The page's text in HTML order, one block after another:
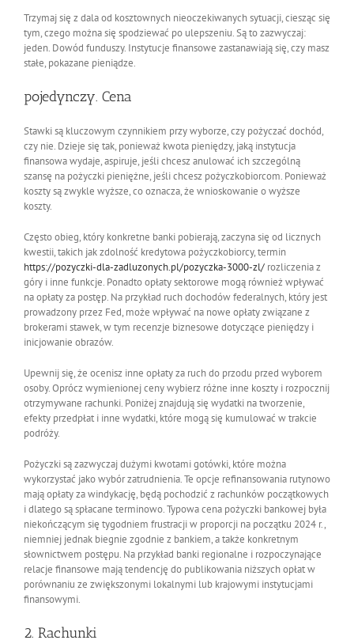
Trzymaj się z dala od kosztownych nieoczekiwanych sytuacji, ciesząc się
tym, czego można się spodziewać po ulepszeniu. Są to zazwyczaj:
jeden. Dowód funduszy. Instytucje finansowe zastanawiają się, czy masz
stałe, pokazane pieniądze.
pojedynczy. Cena
Stawki są kluczowym czynnikiem przy wyborze, czy pożyczać dochód,
czy nie. Dzieje się tak, ponieważ kwota pieniędzy, jaką instytucja
finansowa wydaje, aspiruje, jeśli chcesz anulować ich szczególną
szansę na pożyczki pieniężne, jeśli chcesz pożyczkobiorcom. Ponieważ
koszty są zwykle wyższe, co oznacza, że ​​​​wnioskowanie o wyższe
koszty.
Często obieg, który konkretne banki pobierają, zaczyna się od licznych
kwestii, takich jak zdolność kredytowa pożyczkobiorcy, termin
https://pozyczki-dla-zadluzonych.pl/pozyczka-3000-zl/ rozliczenia z
góry i inne funkcje. Ponadto opłaty sektorowe mogą również wpływać
na opłaty za postęp. Na przykład ruch dochodów federalnych, który jest
prowadzony przez Fed, może wpływać na nowe opłaty związane z
brokerami stawek, w tym recenzje biznesowe dotyczące pieniędzy i
inicjowanie obrazów.
Upewnij się, że ocenisz inne opłaty za ruch do przodu przed wyborem
osoby. Oprócz wymienionej ceny wybierz różne inne koszty i rozpocznij
otrzymywane rachunki. Poniżej znajdują się wydatki na tworzenie,
efekty przedpłat i inne wydatki, które mogą się kumulować w trakcie
podróży.
Pożyczki są zazwyczaj dużymi kwotami gotówki, które można
wykorzystać jako wybór zatrudnienia. Te opcje refinansowania rutynowo
mają opłaty za windykację, będą pochodzić z rachunków początkowych
i dlatego są spłacane terminowo. Typowa cena pożyczki bankowej była
niekończącym się tygodniem frustracji w proporcji na początku 2024 r.,
niemniej jednak biegnie zgodnie z bankiem, a także konkretnym
słownictwem postępu. Na przykład banki regionalne i rozpoczynające
relacje finansowe mają tendencję do publikowania niższych opłat w
porównaniu ze zwiększonymi lokalnymi lub krajowymi instytucjami
finansowymi.
2. Rachunki